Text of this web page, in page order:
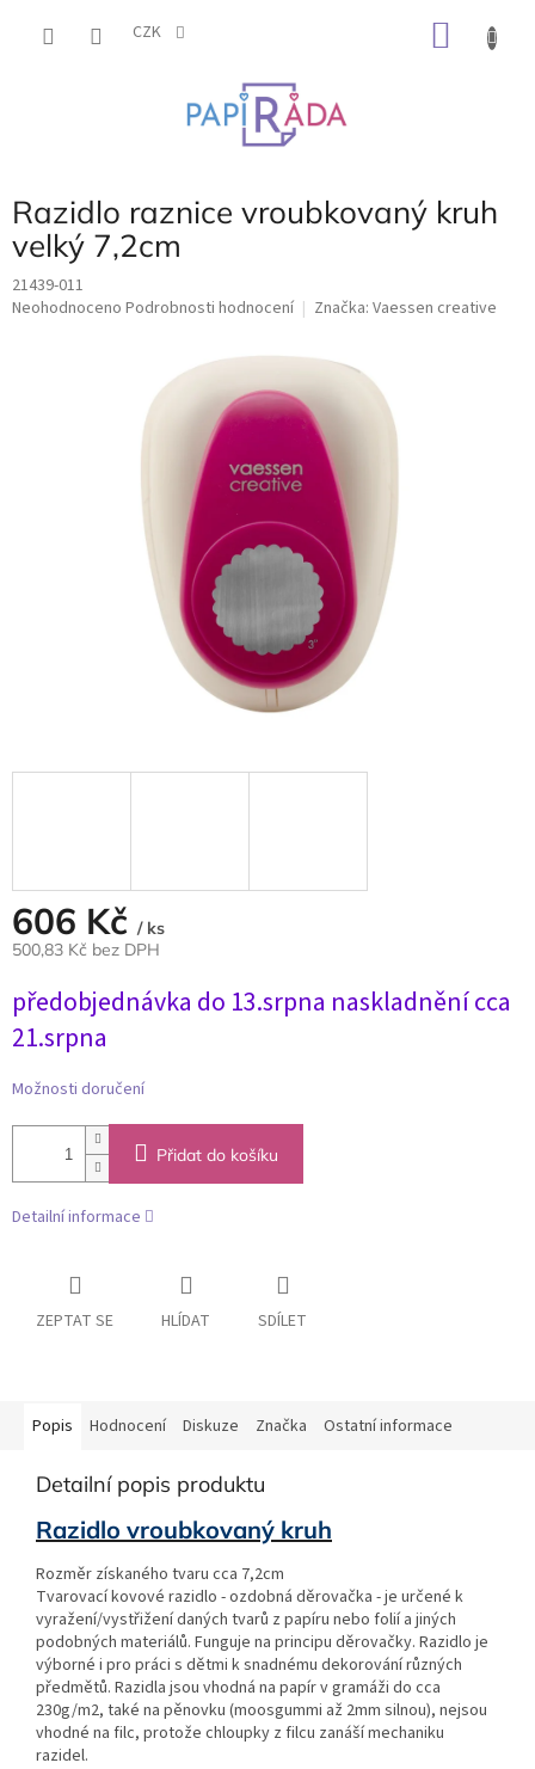
CZK
Razidlo raznice vroubkovaný kruh
velký 7,2cm
21439-011
Průměrné
Neohodnoceno Podrobnosti hodnocení Značka: Vaessen creative
606 Kč / ks
500,83 Kč bez DPH
cena:
předobjednávka do 13.srpna naskladnění cca
21.srpna
Možnosti doručení
Přidat do košíku
Detailní informace
ZEPTAT SE HLÍDAT SDÍLET
Popis Hodnocení Diskuze Značka Ostatní informace
Detailní popis produktu
Razidlo vroubkovaný kruh
Rozměr získaného tvaru cca 7,2cm
Tvarovací kovové razidlo - ozdobná děrovačka - je určené k
vyražení/vystřižení daných tvarů z papíru nebo folií a jiných
podobných materiálů. Funguje na principu děrovačky. Razidlo je
výborné i pro práci s dětmi k snadnému dekorování různých
předmětů. Razidla jsou vhodná na papír v gramáži do cca
230g/m2, také na pěnovku (moosgummi až 2mm silnou), nejsou
vhodné na filc, protože chloupky z filcu zanáší mechaniku
razidel.